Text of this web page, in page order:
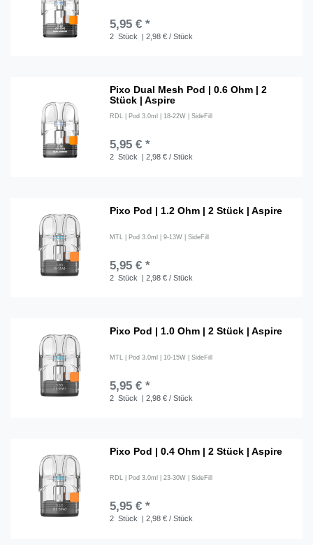
5,95 € *
2 Stück | 2,98 € / Stück
Pixo Dual Mesh Pod | 0.6 Ohm | 2
Stück | Aspire
RDL | Pod 3.0ml | 18-22W | SideFill
5,95 € *
2 Stück | 2,98 € / Stück
Pixo Pod | 1.2 Ohm | 2 Stück | Aspire
MTL | Pod 3.0ml | 9-13W | SideFill
5,95 € *
2 Stück | 2,98 € / Stück
Pixo Pod | 1.0 Ohm | 2 Stück | Aspire
MTL | Pod 3.0ml | 10-15W | SideFill
5,95 € *
2 Stück | 2,98 € / Stück
Pixo Pod | 0.4 Ohm | 2 Stück | Aspire
RDL | Pod 3.0ml | 23-30W | SideFill
5,95 € *
2 Stück | 2,98 € / Stück